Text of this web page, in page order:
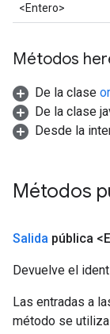
<Entero>
Métodos
De la clase
De la clase
Desde la
Métodos
Salida pública
Devuelve el
Las entradas a
método se